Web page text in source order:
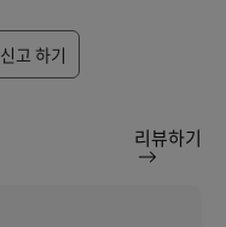
신고 하기
리뷰하기